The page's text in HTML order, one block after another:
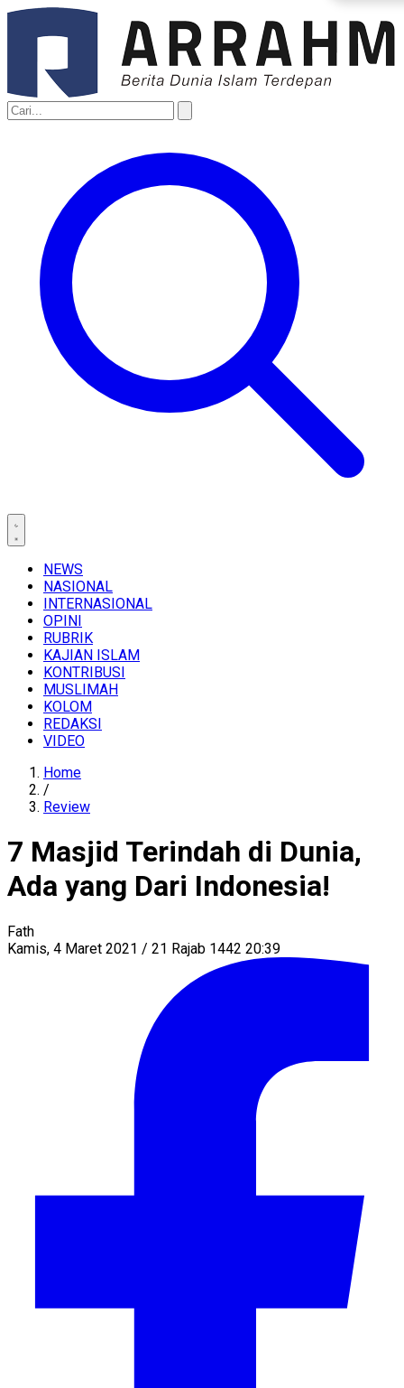
NEWS
NASIONAL
INTERNASIONAL
OPINI
RUBRIK
KAJIAN ISLAM
KONTRIBUSI
MUSLIMAH
KOLOM
REDAKSI
VIDEO
Home
/
Review
7 Masjid Terindah di Dunia,
Ada yang Dari Indonesia!
Fath
Kamis, 4 Maret 2021 / 21 Rajab 1442 20:39